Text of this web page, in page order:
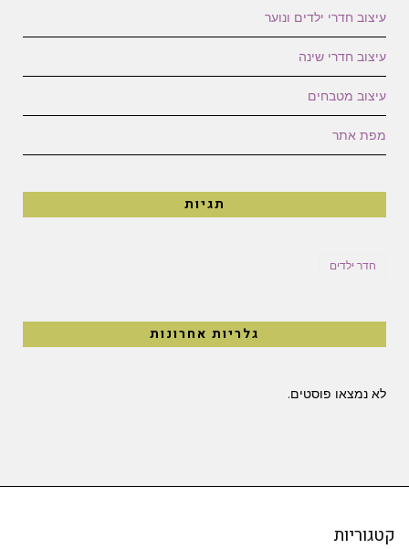
עיצוב חדרי ילדים ונוער
עיצוב חדרי שינה
עיצוב מטבחים
מפת אתר
תגיות
חדר ילדים
גלריות אחרונות
לא נמצאו פוסטים.
קטגוריות